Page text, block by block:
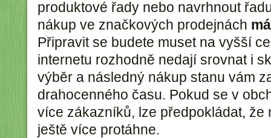
produktové řady nebo navrhnout
nákup ve značkových prodejnách
Připravit se budete muset na vyšší
internetu rozhodně nedají srovnat i
výběr a následný nákup stanu vám
drahocenného času. Pokud se v
více zákazníků, lze předpokládat, že
ještě více protáhne.